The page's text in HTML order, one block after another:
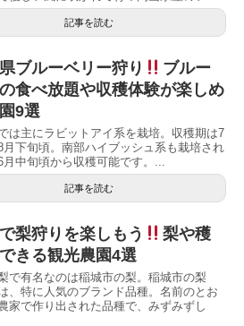
記事を読む
ブルーベリー狩り
ブルー
食べ放題や収穫体験が楽しめ
9選
は主にラビットアイ系を栽培。収穫期は7
月下旬頃。南部ハイブッシュ系も栽培され
月中旬頃から収穫可能です。...
記事を読む
梨狩りを楽しもう
梨や穫
きる観光農園4選
で有名なのは稲城市の梨。稲城市の梨
、特に人気のブランド品種。名前のとお
家で作り出された品種で、みずみずし